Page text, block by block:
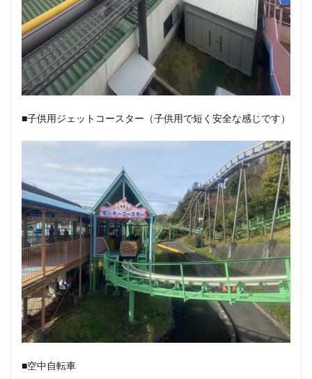
■子供用ジェットコースター（子供用で短く安全な感じです）
■空中自転車